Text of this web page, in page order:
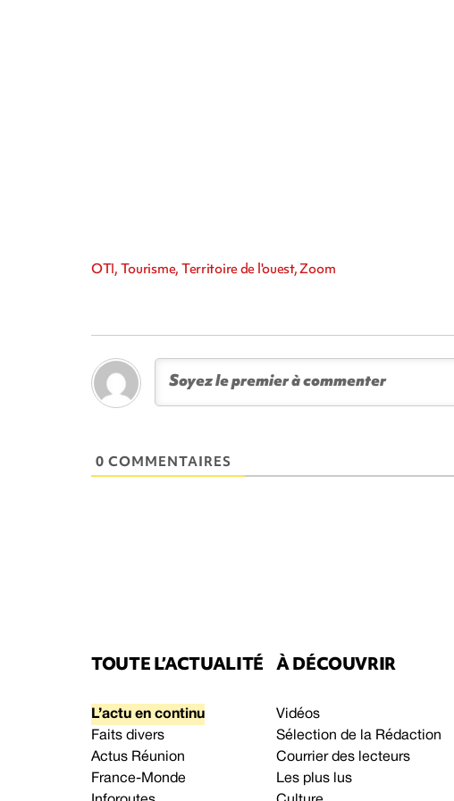
OTI, Tourisme, Territoire de l'ouest, Zoom
0 COMMENTAIRES
TOUTE L’ACTUALITÉ
L’actu en continu
Faits divers
Actus Réunion
France-Monde
À DÉCOUVRIR
Vidéos
Sélection de la Rédaction
Courrier des lecteurs
Les plus lus